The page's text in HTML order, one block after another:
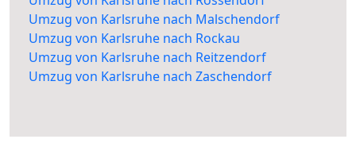
Umzug von Karlsruhe nach Malschendorf
Umzug von Karlsruhe nach Rockau
Umzug von Karlsruhe nach Reitzendorf
Umzug von Karlsruhe nach Zaschendorf